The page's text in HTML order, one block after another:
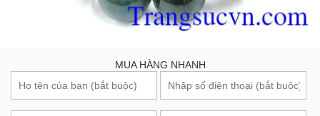
MUA HÀNG NHANH